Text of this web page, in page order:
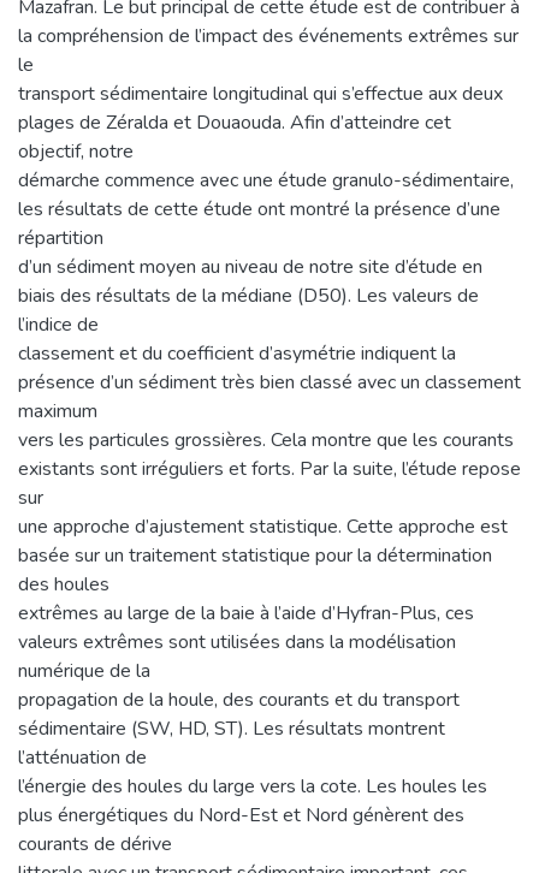
Mazafran. Le but principal de cette étude est de contribuer à
la compréhension de l’impact des événements extrêmes sur
le
transport sédimentaire longitudinal qui s’effectue aux deux
plages de Zéralda et Douaouda. Afin d’atteindre cet
objectif, notre
démarche commence avec une étude granulo-sédimentaire,
les résultats de cette étude ont montré la présence d’une
répartition
d’un sédiment moyen au niveau de notre site d’étude en
biais des résultats de la médiane (D50). Les valeurs de
l’indice de
classement et du coefficient d’asymétrie indiquent la
présence d’un sédiment très bien classé avec un classement
maximum
vers les particules grossières. Cela montre que les courants
existants sont irréguliers et forts. Par la suite, l’étude repose
sur
une approche d’ajustement statistique. Cette approche est
basée sur un traitement statistique pour la détermination
des houles
extrêmes au large de la baie à l’aide d’Hyfran-Plus, ces
valeurs extrêmes sont utilisées dans la modélisation
numérique de la
propagation de la houle, des courants et du transport
sédimentaire (SW, HD, ST). Les résultats montrent
l’atténuation de
l’énergie des houles du large vers la cote. Les houles les
plus énergétiques du Nord-Est et Nord génèrent des
courants de dérive